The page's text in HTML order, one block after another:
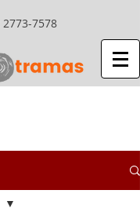
2773-7578